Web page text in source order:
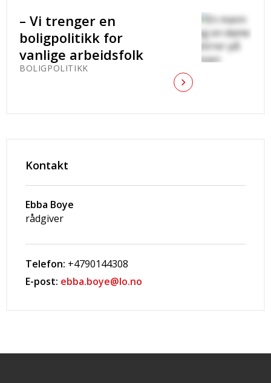
– Vi trenger en
boligpolitikk for
vanlige arbeidsfolk
BOLIGPOLITIKK
Kontakt
Ebba Boye
rådgiver
Telefon: +4790144308
E-post: ebba.boye@lo.no